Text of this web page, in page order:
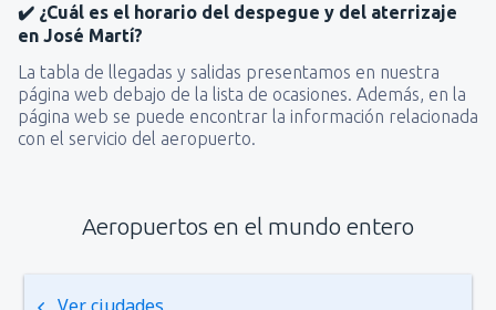
✔️ ¿Cuál es el horario del despegue y del aterrizaje
en José Martí?
La tabla de llegadas y salidas presentamos en nuestra
página web debajo de la lista de ocasiones. Además, en la
página web se puede encontrar la información relacionada
con el servicio del aeropuerto.
Aeropuertos en el mundo entero